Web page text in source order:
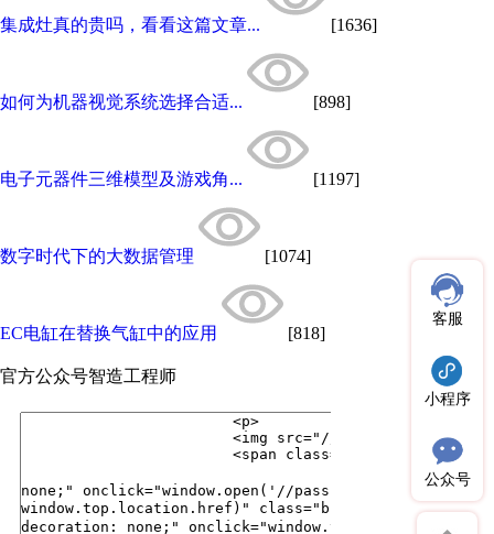
集成灶真的贵吗，看看这篇文章... [1636]
如何为机器视觉系统选择合适... [898]
电子元器件三维模型及游戏角... [1197]
数字时代下的大数据管理 [1074]
EC电缸在替换气缸中的应用 [818]
官方公众号智造工程师
客服
小程序
公众号